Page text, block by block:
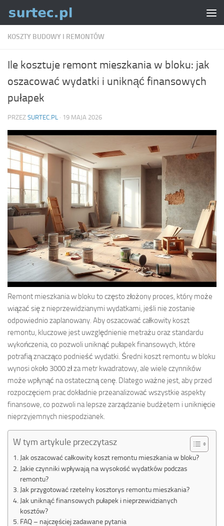
Skip to content
KOSZTY BUDOWY I REMONTÓW
Ile kosztuje remont mieszkania w bloku: jak
oszacować wydatki i uniknąć finansowych
pułapek
PRZEZ SURTEC.PL · 19 MAJA 2026
Remont mieszkania w bloku to często złożony proces, który może
wiązać się z nieprzewidzianymi wydatkami, jeśli nie zostanie
odpowiednio zaplanowany. Aby oszacować całkowity koszt
remontu, kluczowe jest uwzględnienie metrażu oraz standardu
wykończenia, co pozwoli uniknąć pułapek finansowych, które
potrafią znacząco podnieść wydatki. Średni koszt remontu w bloku
wynosi około 3000 zł za metr kwadratowy, ale wiele czynników
może wpłynąć na ostateczną cenę. Dlatego ważne jest, aby przed
rozpoczęciem prac dokładnie przeanalizować wszystkie aspekty
finansowe, co pozwoli na lepsze zarządzanie budżetem i uniknięcie
nieprzyjemnych niespodzianek.
W tym artykule przeczytasz
Jak oszacować całkowity koszt remontu mieszkania w bloku?
Jakie czynniki wpływają na wysokość wydatków podczas
remontu?
Jak przygotować rzetelny kosztorys remontu mieszkania?
Jak uniknąć finansowych pułapek i nieprzewidzianych
kosztów?
FAQ – najczęściej zadawane pytania